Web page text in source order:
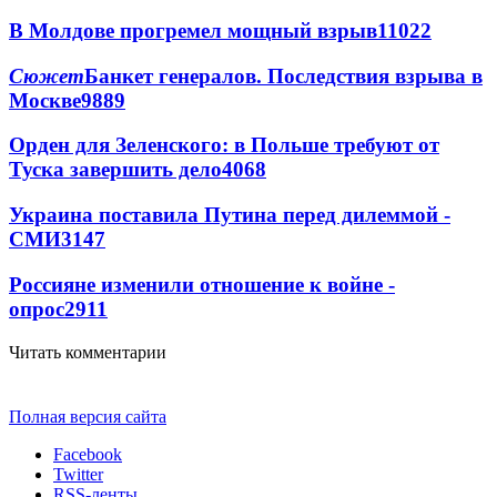
В Молдове прогремел мощный взрыв11022
СюжетБанкет генералов. Последствия взрыва в
Москве9889
Орден для Зеленского: в Польше требуют от
Туска завершить дело4068
Украина поставила Путина перед дилеммой -
СМИ3147
Россияне изменили отношение к войне -
опрос2911
Читать комментарии
Полная версия сайта
Facebook
Twitter